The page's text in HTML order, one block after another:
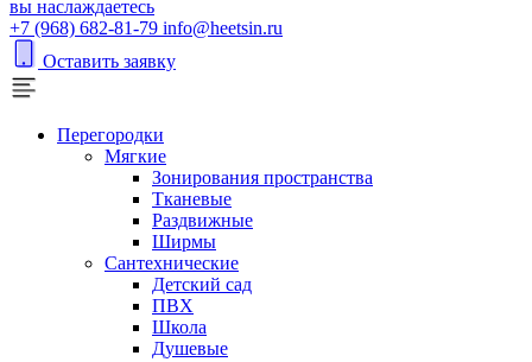
вы наслаждаетесь
+7 (968) 682-81-79 info@heetsin.ru
Оставить заявку
Перегородки
Мягкие
Зонирования пространства
Тканевые
Раздвижные
Ширмы
Сантехнические
Детский сад
ПВХ
Школа
Душевые